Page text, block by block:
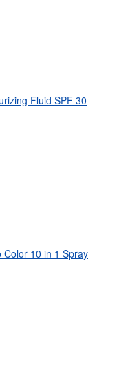
Fluid SPF 30
Color 10 in 1 Spray